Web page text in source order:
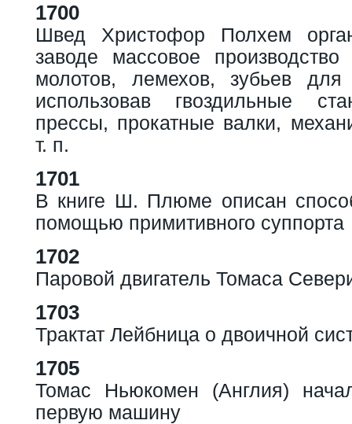
1700
Швед Христофор Полхем
заводе массовое
молотов, лемехов, зубьев
использовав гвоздильные
прессы, прокатные валки,
т. п.
1701
В книге Ш. Плюме описан
помощью примитивного суппорта
1702
Паровой двигатель Томаса
1703
Трактат Лейбница о двоичной
1705
Томас Ньюкомен (Англия)
первую машину